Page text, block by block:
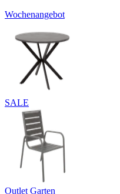
Wochenangebot
SALE
Outlet Garten